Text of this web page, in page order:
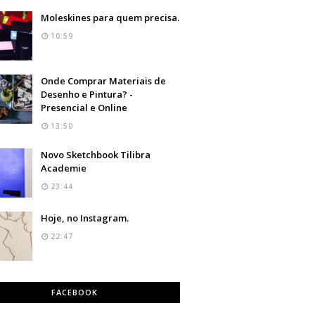
Moleskines para quem precisa.
10:59
Onde Comprar Materiais de
Desenho e Pintura? -
Presencial e Online
13:50
Novo Sketchbook Tilibra
Academie
23:44
Hoje, no Instagram.
22:47
FACEBOOK